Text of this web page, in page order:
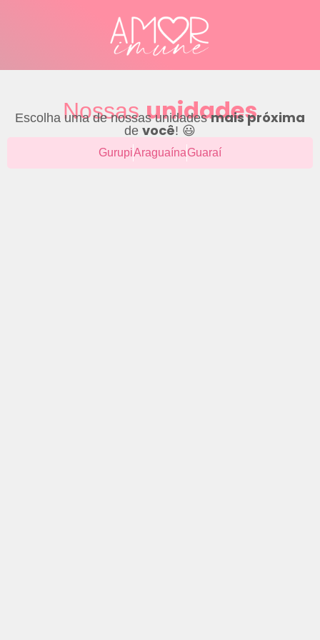
Nossasunidades
Escolha uma de nossas unidadesmais próxima
de você! 😃
GurupiAraguaínaGuaraí